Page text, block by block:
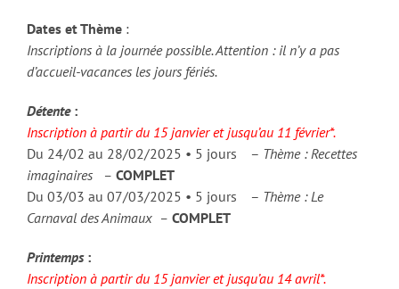
Dates et Thème :
Inscriptions à la journée possible. Attention : il n’y a pas
d’accueil-vacances les jours fériés.
Détente:
Inscription à partir du 15 janvier et jusqu’au 11 février*.
Du 24/02 au 28/02/2025 • 5 jours – Thème : Recettes
imaginaires – COMPLET
Du 03/03 au 07/03/2025 • 5 jours – Thème : Le
Carnaval des Animaux – COMPLET
Printemps:
Inscription à partir du 15 janvier et jusqu’au 14 avril*.